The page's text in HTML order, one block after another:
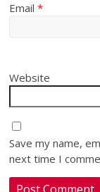
Email*
Website
Save my name,
next time I